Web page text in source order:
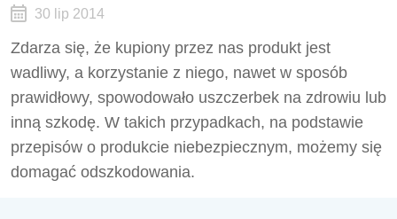
30 lip 2014
Zdarza się, że kupiony przez nas produkt jest
wadliwy, a korzystanie z niego, nawet w sposób
prawidłowy, spowodowało uszczerbek na zdrowiu lub
inną szkodę. W takich przypadkach, na podstawie
przepisów o produkcie niebezpiecznym, możemy się
domagać odszkodowania.